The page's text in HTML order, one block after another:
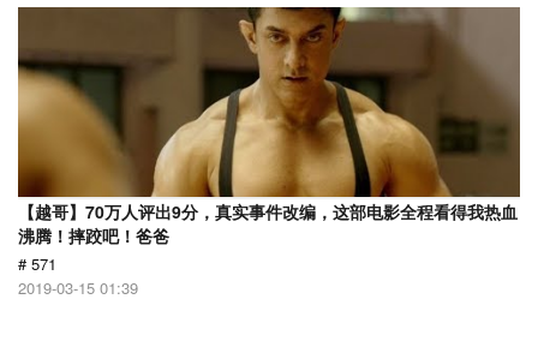
【越哥】70万人评出9分，真实事件改编，这部电影全程看得我热血
沸腾！摔跤吧！爸爸
# 571
2019-03-15 01:39